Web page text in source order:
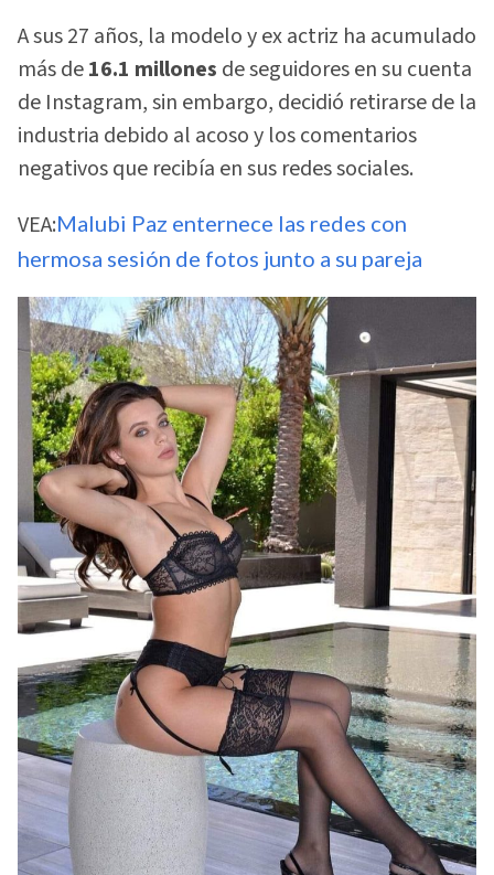
A sus 27 años, la modelo y ex actriz ha acumulado
más de16.1 millones de seguidores en su cuenta
de Instagram, sin embargo, decidió retirarse de la
industria debido al acoso y los comentarios
negativos que recibía en sus redes sociales.
VEA:Malubi Paz enternece las redes con
hermosa sesión de fotos junto a su pareja